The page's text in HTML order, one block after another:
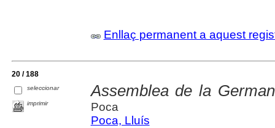
Enllaç permanent a aquest
20 / 188
seleccionar
imprimir
Assemblea de la
Poca
Poca, Lluís